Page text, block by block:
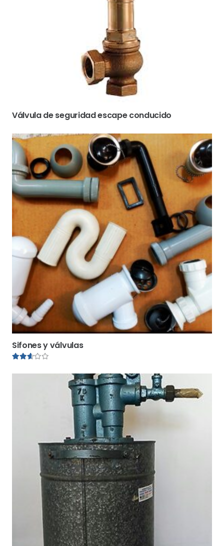
Válvula de seguridad escape conducido
Sifones y válvulas